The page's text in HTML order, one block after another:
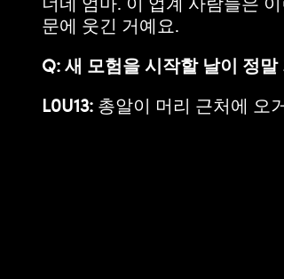
문에 웃긴 거예요.
Q: 새 모험을 시작할 날이 정
L0U13: 총알이 머리 근처에 오